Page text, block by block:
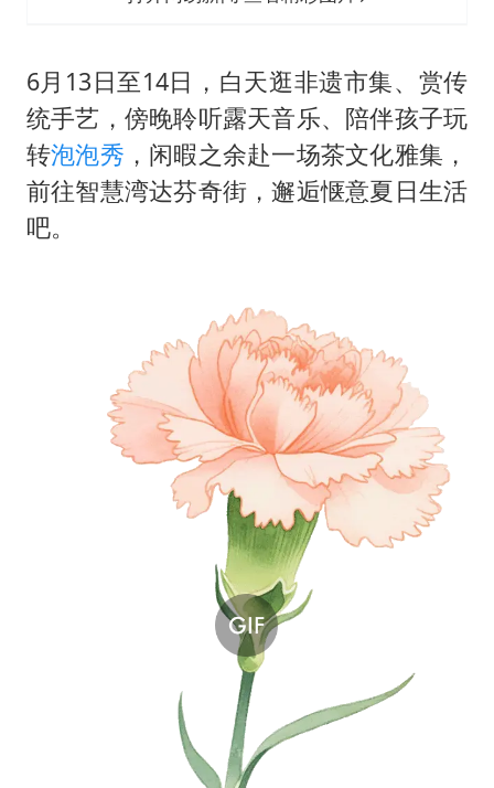
6月13日至14日，白天逛非遗市集、赏传
统手艺，傍晚聆听露天音乐、陪伴孩子玩
转泡泡秀 ，闲暇之余赴一场茶文化雅集，
前往智慧湾达芬奇街，邂逅惬意夏日生活
吧。